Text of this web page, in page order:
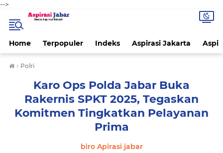
-->
Home Terpopuler Indeks Aspirasi Jakarta
› Polri
Karo Ops Polda Jabar Buka
Rakernis SPKT 2025, Tegaskan
Komitmen Tingkatkan Pelayanan
Prima
biro Apirasi jabar